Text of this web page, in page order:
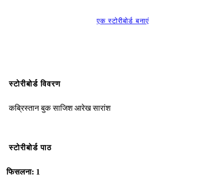
एक स्टोरीबोर्ड बनाएं
स्टोरीबोर्ड विवरण
कब्रिस्तान बुक साजिश आरेख सारांश
स्टोरीबोर्ड पाठ
फिसलना: 1